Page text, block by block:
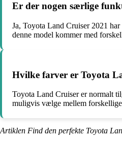
Er der nogen særlige
Ja, Toyota Land Cruiser 2021
denne model kommer med
Hvilke farver er Toyota
Toyota Land Cruiser er normalt
muligvis vælge mellem
Artiklen Find den perfekte Toyota